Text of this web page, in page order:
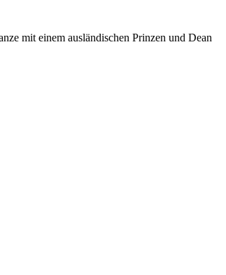
mit einem ausländischen Prinzen und Dean